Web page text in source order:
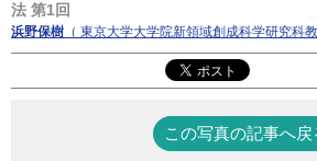
法 第1回
浜野保樹 （ 東京大学大学院新領域創成科学研究科教
この写真の記事へ戻